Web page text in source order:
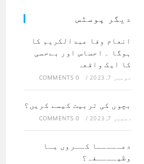
دیگر پوسٹس
انعام وفا عبدالکریم کا
ہوگا ۔ احساس اور بےحسی
کا ایک واقعہ
نومبر 7, 2023 /
0 COMMENTS
بچوں کی تربیت کیسے کریں؟
دسمبر 7, 2023 /
0 COMMENTS
دعـــــا کــروں یـا
وظیــــفہ؟